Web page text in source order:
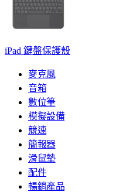
iPad 鍵盤保護殼
麥克風
音箱
數位筆
模擬設備
競速
簡報器
滑鼠墊
配件
暢銷產品